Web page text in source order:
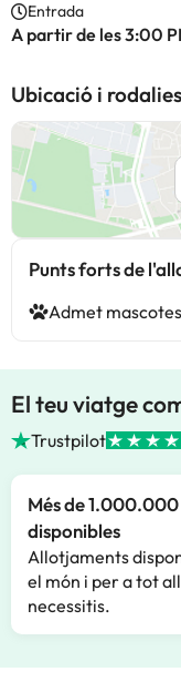
Entrada
A partir de les 3:00
Ubicació i rodalies
Punts forts de
Admet mascotes
El teu viatge
Trustpilot
Més de
disponibles
Allotjaments
el món i per a tot
necessitis.